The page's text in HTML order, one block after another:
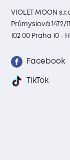
VIOLET MOON
Průmyslová 1472/11
102 00 Praha 10 -
Facebook
TikTok